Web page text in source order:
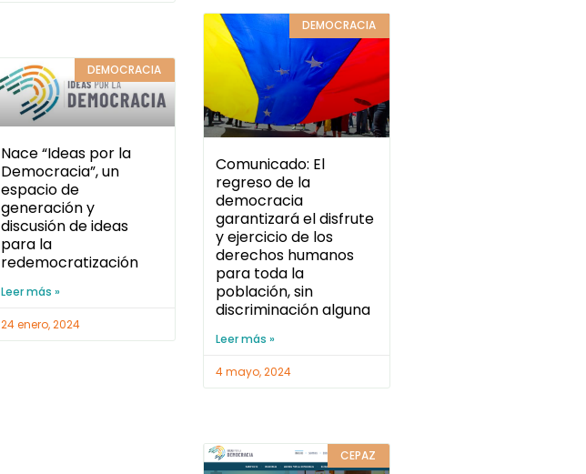
DEMOCRACIA
Comunicado: El
regreso de la
democracia
garantizará el disfrute
y ejercicio de los
derechos humanos
para toda la
población, sin
discriminación alguna
Leer más »
4 mayo, 2024
DEMOCRACIA
Nace “Ideas por la
Democracia”, un
espacio de
generación y
discusión de ideas
para la
redemocratización
Leer más »
24 enero, 2024
CEPAZ